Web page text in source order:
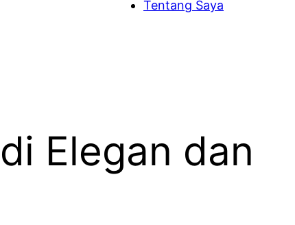
Tentang Saya
Elegan dan